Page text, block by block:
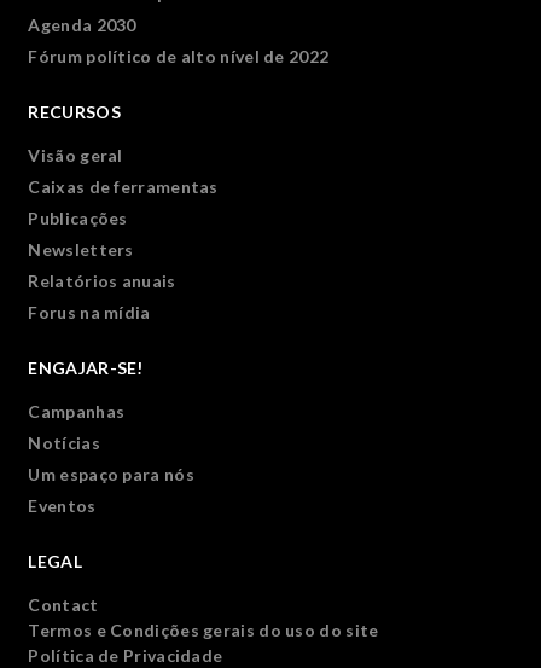
Agenda 2030
Fórum político de alto nível de 2022
RECURSOS
Visão geral
Caixas de ferramentas
Publicações
Newsletters
Relatórios anuais
Forus na mídia
ENGAJAR-SE!
Campanhas
Notícias
Um espaço para nós
Eventos
LEGAL
Contact
Termos e Condições gerais do uso do site
Política de Privacidade